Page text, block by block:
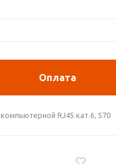
Оплата
RJ45 кат.6, S70